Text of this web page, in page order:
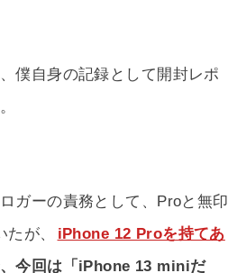
僕自身の記録として開封レポ
ガーの責務として、Proと無印
が、
iPhone 12 Proを持てあ
今回は「iPhone 13 miniだ